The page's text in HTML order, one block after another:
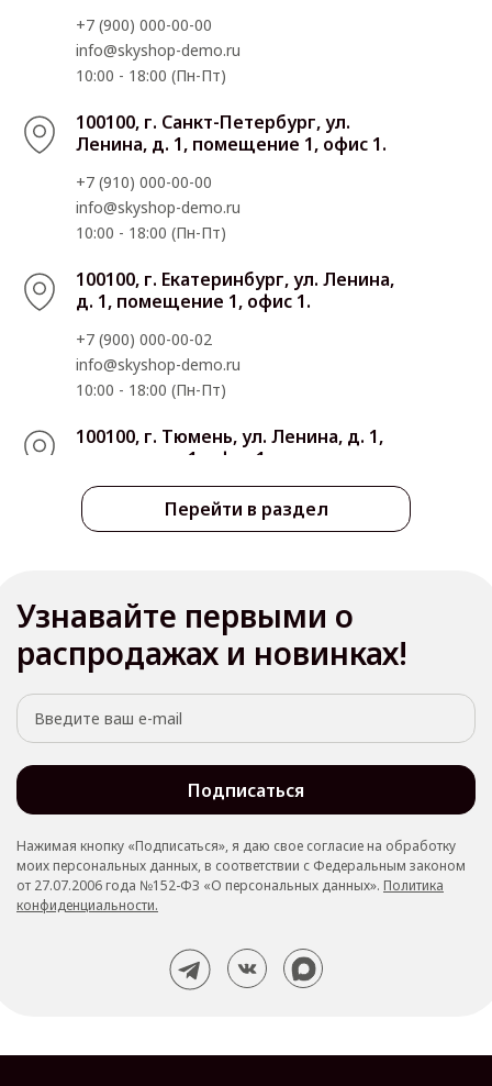
Перейти в раздел
+7 (900) 000-00-00
info@skyshop-demo.ru
10:00 - 18:00 (Пн-Пт)
100100, г. Санкт-Петербург, ул.
Ленина, д. 1, помещение 1, офис 1.
+7 (910) 000-00-00
info@skyshop-demo.ru
10:00 - 18:00 (Пн-Пт)
100100, г. Екатеринбург, ул. Ленина,
д. 1, помещение 1, офис 1.
+7 (900) 000-00-02
info@skyshop-demo.ru
10:00 - 18:00 (Пн-Пт)
100100, г. Тюмень, ул. Ленина, д. 1,
помещение 1, офис 1.
+7 (900) 000-00-03
info@skyshop-demo.ru
помещение 1, офис 1.
+7 (900) 000-00-02
info@skyshop-demo.ru
100100, г. Владивосток, ул. Ленина,
д. 1, помещение 1, офис 1.
+7 (900) 000-00-04
info@skyshop-demo.ru
10:00 - 18:00 (Пн-Пт)
Узнавайте первыми о
распродажах и новинках!
Подписаться
Нажимая кнопку «Подписаться», я даю свое согласие на обработку
моих персональных данных, в соответствии с Федеральным законом
от 27.07.2006 года №152-ФЗ «О персональных данных». Политика
конфиденциальности.